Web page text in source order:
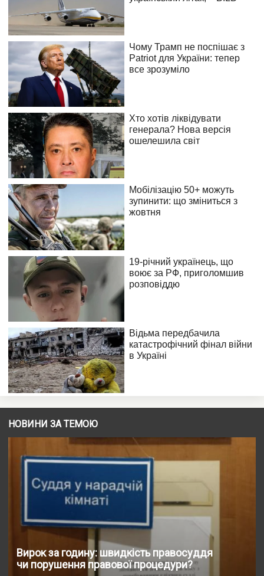
НОВИНИ ЗА ТЕМОЮ
Вирок за годину: швидкість правосуддя
чи порушення правової процедури?